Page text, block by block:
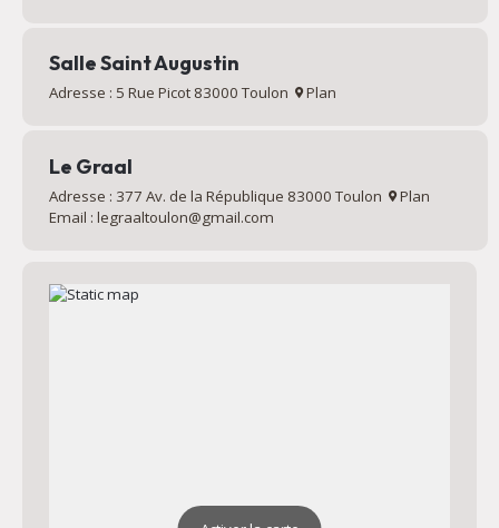
Salle Saint Augustin
Adresse : 5 Rue Picot 83000 Toulon Plan
Le Graal
Adresse : 377 Av. de la République 83000 Toulon
Plan
Email : legraaltoulon@gmail.com